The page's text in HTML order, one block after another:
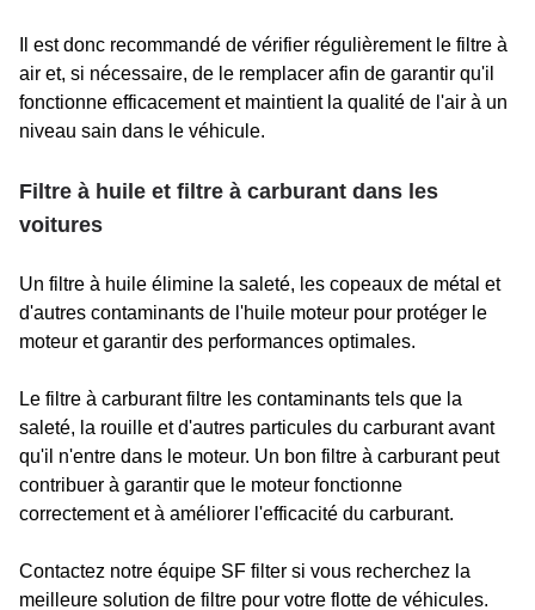
Il est donc recommandé de vérifier régulièrement le filtre à
air et, si nécessaire, de le remplacer afin de garantir qu'il
fonctionne efficacement et maintient la qualité de l'air à un
niveau sain dans le véhicule.
Filtre à huile et filtre à carburant dans les
voitures
Un filtre à huile élimine la saleté, les copeaux de métal et
d'autres contaminants de l'huile moteur pour protéger le
moteur et garantir des performances optimales.
Le filtre à carburant filtre les contaminants tels que la
saleté, la rouille et d'autres particules du carburant avant
qu'il n'entre dans le moteur. Un bon filtre à carburant peut
contribuer à garantir que le moteur fonctionne
correctement et à améliorer l'efficacité du carburant.
Contactez notre équipe SF filter si vous recherchez la
meilleure solution de filtre pour votre flotte de véhicules.